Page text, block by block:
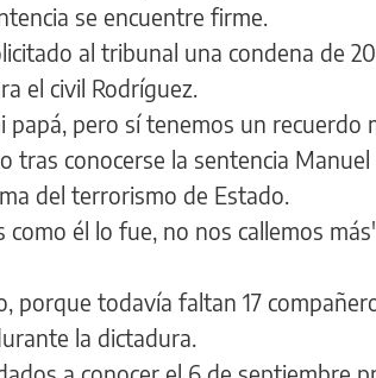
se encuentre firme.
al tribunal una condena de
el civil Rodríguez.
pero sí tenemos un recuerdo
tras conocerse la sentencia Manuel
del terrorismo de Estado.
él lo fue, no nos callemos
porque todavía faltan 17
la dictadura.